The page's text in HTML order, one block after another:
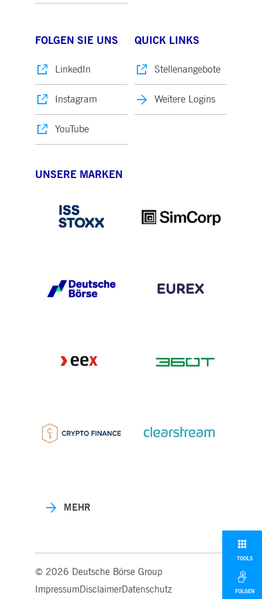
TOOLS
FOLGEN
FOLGEN SIE UNS
LinkedIn
Instagram
YouTube
QUICK LINKS
Stellenangebote
Weitere Logins
UNSERE MARKEN
MEHR
© 2026 Deutsche Börse Group
ImpressumDisclaimerDatenschutz